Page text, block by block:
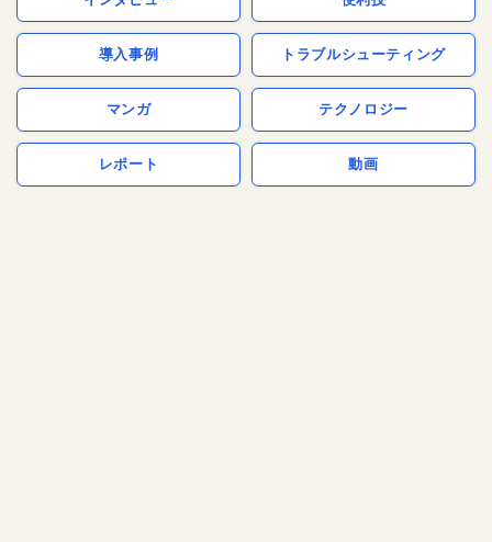
導入事例 トラブルシューティング
マンガ テクノロジー
レポート 動画